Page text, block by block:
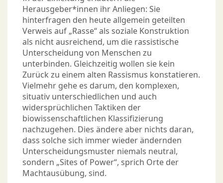
Herausgeber*innen ihr Anliegen: Sie
hinterfragen den heute allgemein geteilten
Verweis auf „Rasse“ als soziale Konstruktion
als nicht ausreichend, um die rassistische
Unterscheidung von Menschen zu
unterbinden. Gleichzeitig wollen sie kein
Zurück zu einem alten Rassismus konstatieren.
Vielmehr gehe es darum, den komplexen,
situativ unterschiedlichen und auch
widersprüchlichen Taktiken der
biowissenschaftlichen Klassifizierung
nachzugehen. Dies ändere aber nichts daran,
dass solche sich immer wieder ändernden
Unterscheidungsmuster niemals neutral,
sondern „Sites of Power“, sprich Orte der
Machtausübung, sind.